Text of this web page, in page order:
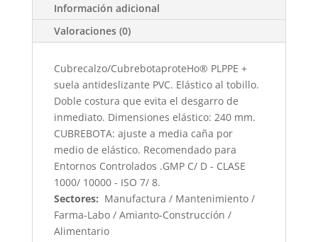
Información adicional
Valoraciones (0)
Cubrecalzo/CubrebotaproteHo® PLPPE +
suela antideslizante PVC. Elástico al tobillo.
Doble costura que evita el desgarro de
inmediato. Dimensiones elástico: 240 mm.
CUBREBOTA: ajuste a media caña por
medio de elástico. Recomendado para
Entornos Controlados .GMP C/ D - CLASE
1000/ 10000 - ISO 7/ 8.
Sectores: Manufactura / Mantenimiento /
Farma-Labo / Amianto-Construcción /
Alimentario